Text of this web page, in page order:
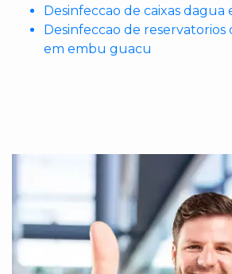
Desinfeccao de caixas
Desinfeccao de reservatorios
em embu guacu